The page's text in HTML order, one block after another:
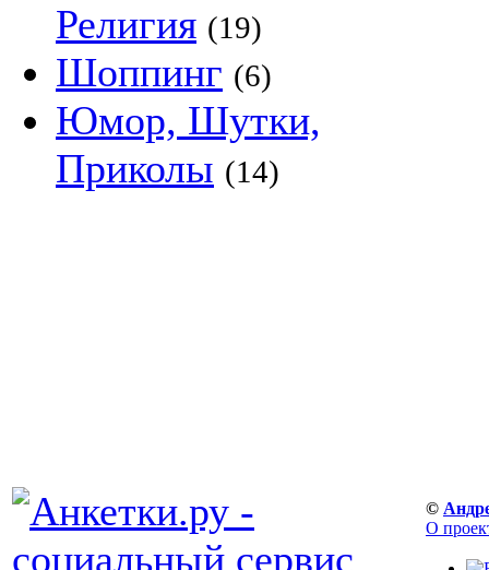
Религия (19)
Шоппинг (6)
Юмор, Шутки,
Приколы (14)
©
О